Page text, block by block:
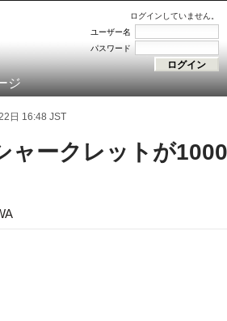
ログインしていません。
ユーザー名
パスワード
ジ
日 16:48 JST
ャークレットが1000